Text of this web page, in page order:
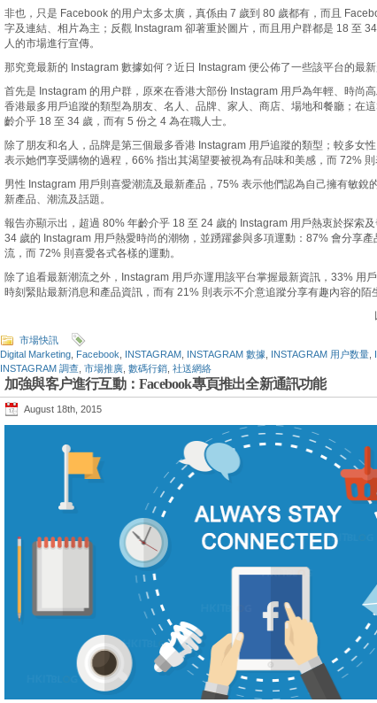
非也，只是 Facebook 的用户太多太廣，真係由 7 歲到 80 歲都有，而且
字及連結、相片為主；反觀 Instagram 卻著重於圖片，而且用户群都是 18 至
人的市場進行宣傳。
那究竟最新的 Instagram 數據如何？近日 Instagram 便公佈了一些該平台的最新
首先是 Instagram 的用户群，原來在香港大部份 Instagram 用戶為年輕、時尚
香港最多用戶追蹤的類型為朋友、名人、品牌、家人、商店、場地和餐廳；在
齡介乎 18 至 34 歲，而有 5 份之 4 為在職人士。
除了朋友和名人，品牌是第三個最多香港 Instagram 用戶追蹤的類型；較多女
表示她們享受購物的過程，66% 指出其渴望要被視為有品味和美感，而 72% 則
男性 Instagram 用戶則喜愛潮流及最新產品，75% 表示他們認為自己擁有敏銳
新產品、潮流及話題。
報告亦顯示出，超過 80% 年齡介乎 18 至 24 歲的 Instagram 用戶熱衷於探索
34 歲的 Instagram 用戶熱愛時尚的潮物，並踴躍參與多項運動：87% 會分享
流，而 72% 則喜愛各式各樣的運動。
除了追看最新潮流之外，Instagram 用戶亦運用該平台掌握最新資訊，33% 用
時刻緊貼最新消息和產品資訊，而有 21% 則表示不介意追蹤分享有趣內容的陌
市場快訊
Digital Marketing Facebook INSTAGRAM INSTAGRAM 數據 INSTAGRAM 用户数量
INSTAGRAM 調查 市場推廣 數碼行銷 社送網絡
加強與客户進行互動：Facebook專頁推出全新通訊功能
August 18th, 2015